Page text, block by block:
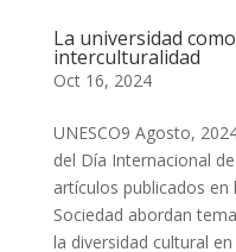
La universidad
interculturalidad
Oct 16, 2024
UNESCO9 Agosto,
del Día Internacional
artículos publicados en
Sociedad abordan
la diversidad cultural